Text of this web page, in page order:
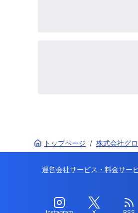
トップページ / 株式会社グ
運営会社サービス・料金サー